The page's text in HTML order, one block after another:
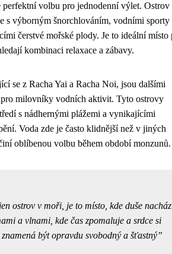
perfektní volbu pro jednodenní výlet. Ostrov
s výborným šnorchlováním, vodními sporty
čerstvé mořské plody. Je to ideální místo
kombinaci relaxace a zábavy.
se z Racha Yai a Racha Noi, jsou dalšími
milovníky vodních aktivit. Tyto ostrovy
s nádhernými plážemi a vynikajícími
Voda zde je často klidnější než v jiných
oblíbenou volbu během období monzunů.
ostrov v moři, je to místo, kde duše
a vlnami, kde čas zpomaluje a srdce si
být opravdu svobodný a šťastný